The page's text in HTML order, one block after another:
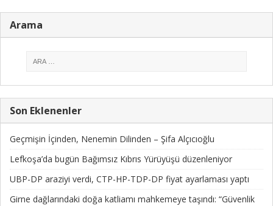
Arama
Son Eklenenler
Geçmişin İçinden, Nenemin Dilinden – Şifa Alçıcıoğlu
Lefkoşa’da bugün Bağımsız Kıbrıs Yürüyüşü düzenleniyor
UBP-DP araziyi verdi, CTP-HP-TDP-DP fiyat ayarlaması yaptı
Girne dağlarındaki doğa katliamı mahkemeye taşındı: “Güvenlik